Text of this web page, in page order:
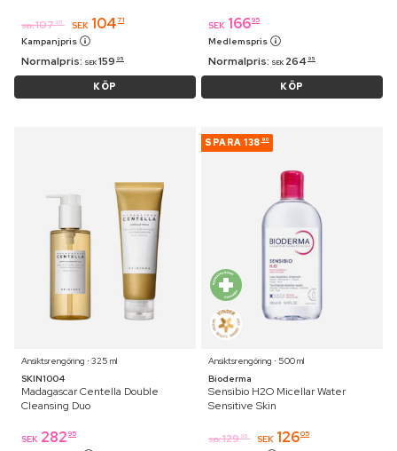
SEK 107 95 SEK 104 71
Kampanjpris
Normalpris: SEK 159 95
KÖP
SEK 16695
Medlemspris
Normalpris: SEK 264 95
KÖP
Ansiktsrengöring ⋅ 325 ml
SKIN1004
Madagascar Centella Double
Cleansing Duo
SEK 282 95
SPARA 138 90
Ansiktsrengöring ⋅ 500 ml
Bioderma
Sensibio H2O Micellar Water
Sensitive Skin
SEK 129 95 SEK 12605